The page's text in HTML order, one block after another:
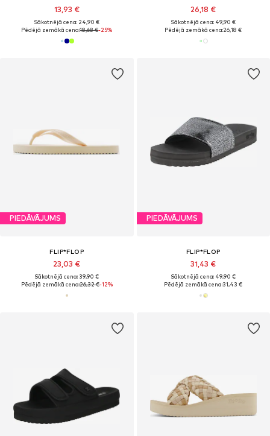
13,93 €
Sākotnējā cena: 24,90 €
Pēdējā zemākā cena:18,68 €-25%
26,18 €
Sākotnējā cena: 49,90 €
Pēdējā zemākā cena:26,18 €
PIEDĀVĀJUMS
FLIP*FLOP
23,03 €
Sākotnējā cena: 39,90 €
Pēdējā zemākā cena:26,32 €-12%
PIEDĀVĀJUMS
FLIP*FLOP
31,43 €
Sākotnējā cena: 49,90 €
Pēdējā zemākā cena:31,43 €